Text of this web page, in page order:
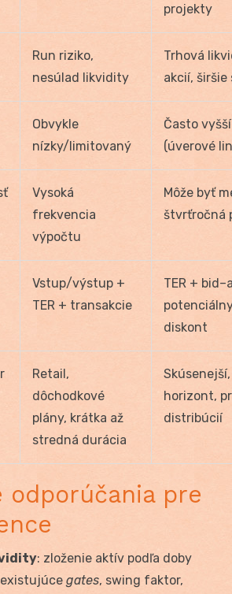
projekty
Run riziko,
nesúlad likvidity
Trhová
akcií, širšie
Obvykle
nízky/limitovaný
Často vyšší
(úverové
Vysoká
frekvencia
výpočtu
Môže byť
štvrťročná
Vstup/výstup +
TER + transakcie
TER +
diskont
Retail,
dôchodkové
plány, krátka až
stredná durácia
horizont,
distribúcií
odporúčania pre
: zloženie aktív podľa doby
gates, swing faktor,